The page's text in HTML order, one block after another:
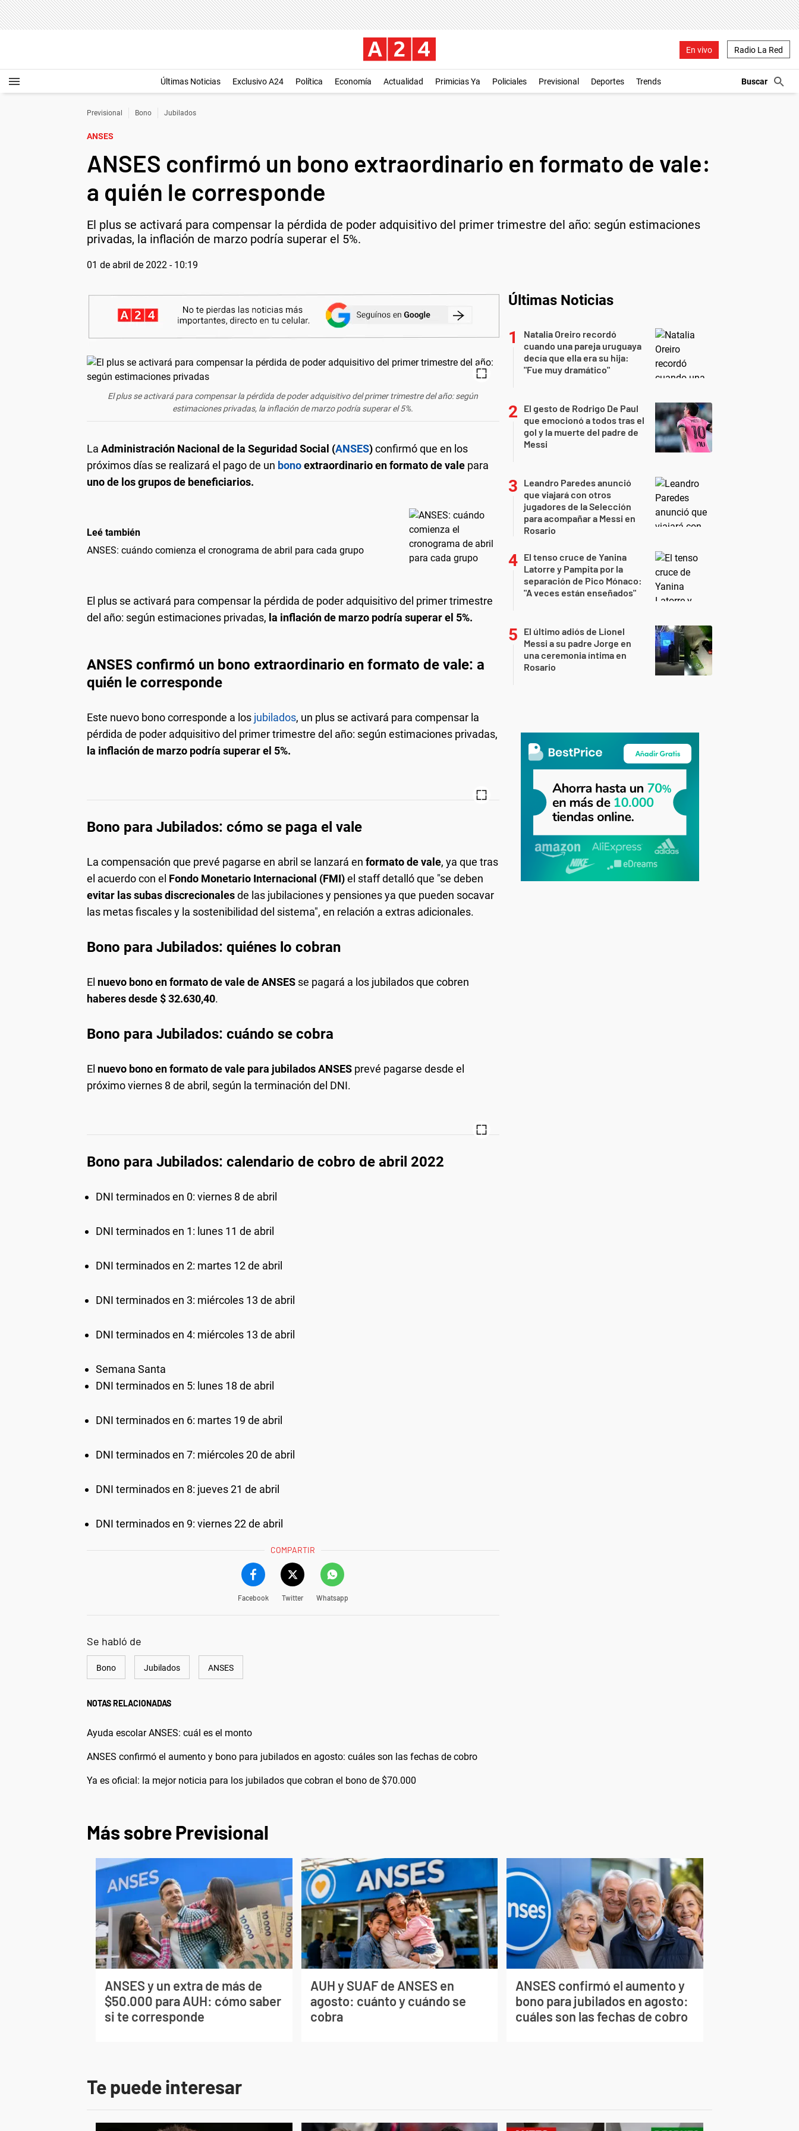
En vivo Radio La Red
Últimas Noticias Exclusivo A24 Política Economía Actualidad Primicias Ya Policiales Previsional Deportes Trends
Previsional Bono Jubilados
ANSES
ANSES confirmó un bono extraordinario en formato de vale:
a quién le corresponde
El plus se activará para compensar la pérdida de poder adquisitivo del primer trimestre del año: según estimaciones
privadas, la inflación de marzo podría superar el 5%.
01 de abril de 2022 - 10:19
El plus se activará para compensar la pérdida de poder adquisitivo del primer trimestre del año: según
estimaciones privadas, la inflación de marzo podría superar el 5%.
La Administración Nacional de la Seguridad Social (ANSES)confirmó que en los
próximos días se realizará el pago de un bonoextraordinario en formato de vale para
uno de los grupos de beneficiarios.
Leé también
ANSES: cuándo comienza el cronograma de abril para cada grupo
El plus se activará para compensar la pérdida de poder adquisitivo del primer trimestre
del año: según estimaciones privadas, la inflación de marzo podría superar el 5%.
ANSES confirmó un bono extraordinario en formato de vale: a
quién le corresponde
Este nuevo bono corresponde a los jubilados, un plus se activará para compensar la
pérdida de poder adquisitivo del primer trimestre del año: según estimaciones privadas,
la inflación de marzo podría superar el 5%.
Bono para Jubilados: cómo se paga el vale
La compensación que prevé pagarse en abril se lanzará en formato de vale, ya que tras
el acuerdo con el Fondo Monetario Internacional (FMI)el staff detalló que "se deben
evitar las subas discrecionalesde las jubilaciones y pensiones ya que pueden socavar
las metas fiscales y la sostenibilidad del sistema", en relación a extras adicionales.
Bono para Jubilados: quiénes lo cobran
El nuevo bono en formato de vale de ANSES se pagará a los jubilados que cobren
haberes desde $ 32.630,40.
Bono para Jubilados: cuándo se cobra
El nuevo bono en formato de vale para jubilados ANSES prevé pagarse desde el
próximo viernes 8 de abril, según la terminación del DNI.
Bono para Jubilados: calendario de cobro de abril 2022
DNI terminados en 0: viernes 8 de abril
DNI terminados en 1: lunes 11 de abril
DNI terminados en 2: martes 12 de abril
DNI terminados en 3: miércoles 13 de abril
DNI terminados en 4: miércoles 13 de abril
Semana Santa
DNI terminados en 5: lunes 18 de abril
DNI terminados en 6: martes 19 de abril
DNI terminados en 7: miércoles 20 de abril
DNI terminados en 8: jueves 21 de abril
DNI terminados en 9: viernes 22 de abril
COMPARTIR
Facebook Twitter Whatsapp
Se habló de
Bono Jubilados ANSES
NOTAS RELACIONADAS
Ayuda escolar ANSES: cuál es el monto
ANSES confirmó el aumento y bono para jubilados en agosto: cuáles son las fechas de cobro
Ya es oficial: la mejor noticia para los jubilados que cobran el bono de $70.000
Últimas Noticias
Natalia Oreiro recordó
cuando una pareja uruguaya
decía que ella era su hija:
"Fue muy dramático"
El gesto de Rodrigo De Paul
que emocionó a todos tras el
gol y la muerte del padre de
Messi
Leandro Paredes anunció
que viajará con otros
jugadores de la Selección
para acompañar a Messi en
Rosario
El tenso cruce de Yanina
Latorre y Pampita por la
separación de Pico Mónaco:
"A veces están enseñados"
El último adiós de Lionel
Messi a su padre Jorge en
una ceremonia íntima en
Rosario
Más sobre Previsional
ANSES y un extra de más de
$50.000 para AUH: cómo saber
si te corresponde
AUH y SUAF de ANSES en
agosto: cuánto y cuándo se
cobra
ANSES confirmó el aumento y
bono para jubilados en agosto:
cuáles son las fechas de cobro
Te puede interesar